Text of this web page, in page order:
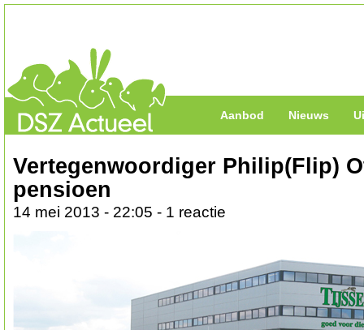
Aanbod Nieuws
Vertegenwoordiger Philip(Flip)
pensioen
14 mei 2013 - 22:05 - 1 reactie